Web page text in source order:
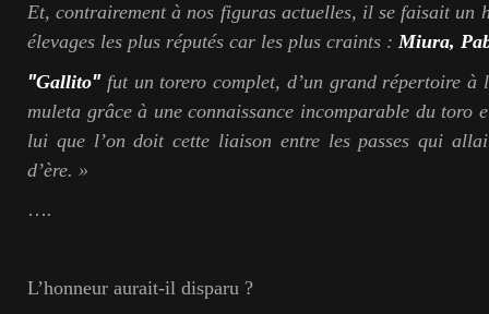
Et, contrairement à nos figuras actuelles, il se faisait un
élevages les plus réputés car les plus craints : Miura,
"Gallito" fut un torero complet, d’un grand répertoire à
muleta grâce à une connaissance incomparable du toro
lui que l’on doit cette liaison entre les passes qui
d’ère. »
….
L’honneur aurait-il disparu ?